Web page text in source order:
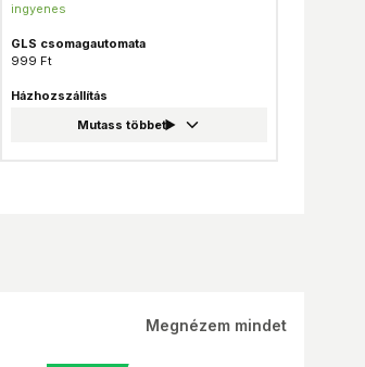
ingyenes
GLS csomagautomata
999 Ft
Házhozszállítás
Megnézem mindet